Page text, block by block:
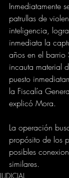
Inmediatamente
patrullas de
inteligencia,
inmediata la
años en el barrio
incauta material
puesto
la Fiscalía
explicó Mora.
La operación
propósito de los
posibles
similares.
JUDICIAL